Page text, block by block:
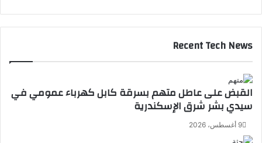
Recent Tech News
القبض على عاطل متهم بسرقة كابل كهرباء عمومي في
سيدي بشر شرق الإسكندرية
9 أغسطس، 2026